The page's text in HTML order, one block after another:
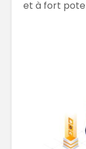
et à fort